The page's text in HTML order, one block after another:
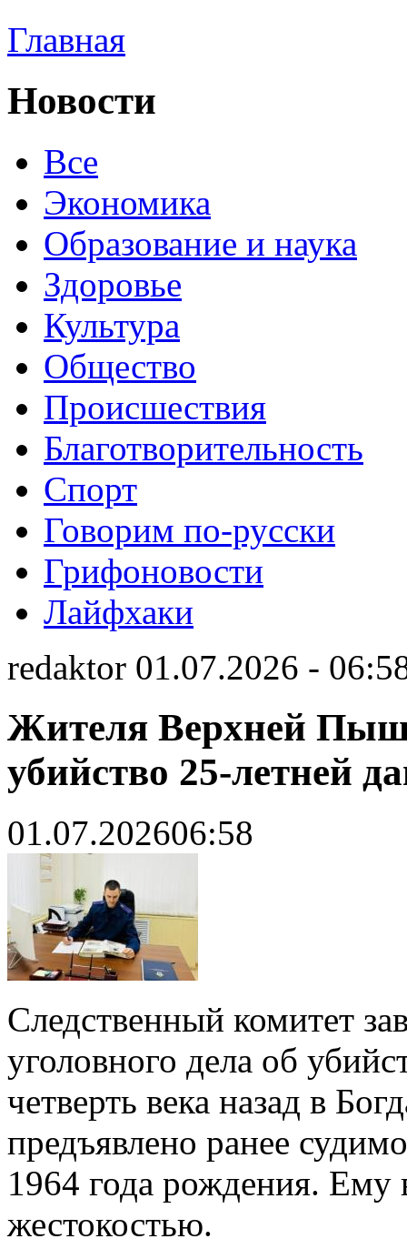
Главная
Новости
Все
Экономика
Образование и наука
Здоровье
Культура
Общество
Происшествия
Благотворительность
Спорт
Говорим по-русски
Грифоновости
Лайфхаки
redaktor 01.07.2026 -
Жителя Верхней
убийство 25-летней
01.07.202606:58
Следственный комитет
уголовного дела об
четверть века назад в
предъявлено ранее
1964 года рождения. Ему
жестокостью.